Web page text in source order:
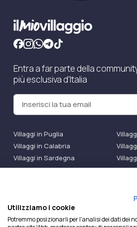
Entra a far parte della
più esclusiva d'Italia
Villaggi in Puglia
Villaggi in Calabria
Villaggi in Sardegna
Villaggi Bluserena
Ilmiovillaggio è un marchio di Ekiwi
Utilizziamo i cookie
Potremmo posizionarli per l'analisi dei dati dei